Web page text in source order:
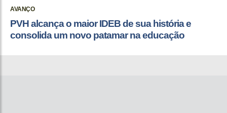
AVANÇO
PVH alcança o maior IDEB de sua história e
consolida um novo patamar na educação